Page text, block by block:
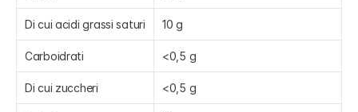
Di cui acidi grassi saturi 10 g
Carboidrati <0,5 g
Di cui zuccheri <0,5 g